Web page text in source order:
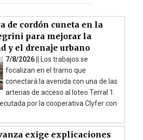
de cordón cuneta en la
para mejorar la
y el drenaje urbano
7/8/2026 || Los trabajos se
focalizan en el tramo que
conectará la avenida con una de las
arterias de acceso al loteo Terral 1.
por la cooperativa Clyfer con
exige explicaciones